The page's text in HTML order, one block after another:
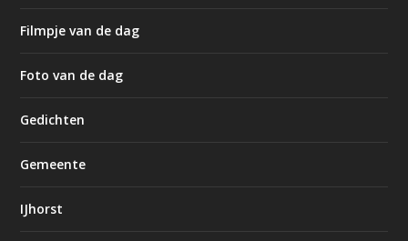
Filmpje van de dag
Foto van de dag
Gedichten
Gemeente
IJhorst